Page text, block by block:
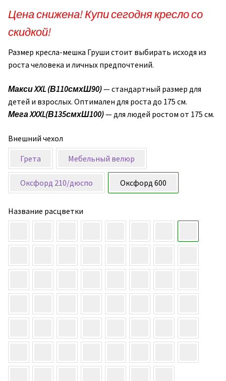
Цена снижена! Купи сегодня кресло со
скидкой!
Размер кресла-мешка Груши стоит выбирать исходя из
роста человека и личных предпочтений.
Макси XXL (В110смхШ90)— стандартный размер для
детей и взрослых. Оптимален для роста до 175 см.
Мега XXXL(В135смхШ100)— для людей ростом от 175 см.
Внешний чехол
Грета
Мебельный велюр
Оксфорд 210/дюспо Оксфорд 600
Название расцветки